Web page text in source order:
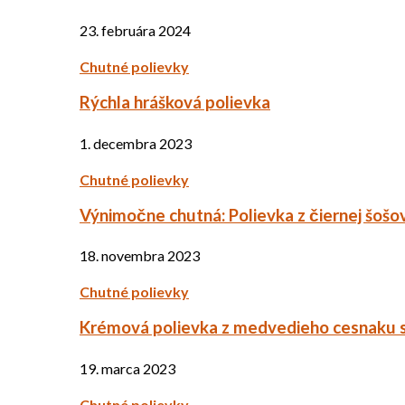
23. februára 2024
Chutné polievky
Rýchla hrášková polievka
1. decembra 2023
Chutné polievky
Výnimočne chutná: Polievka z čiernej
18. novembra 2023
Chutné polievky
Krémová polievka z medvedieho cesnaku
19. marca 2023